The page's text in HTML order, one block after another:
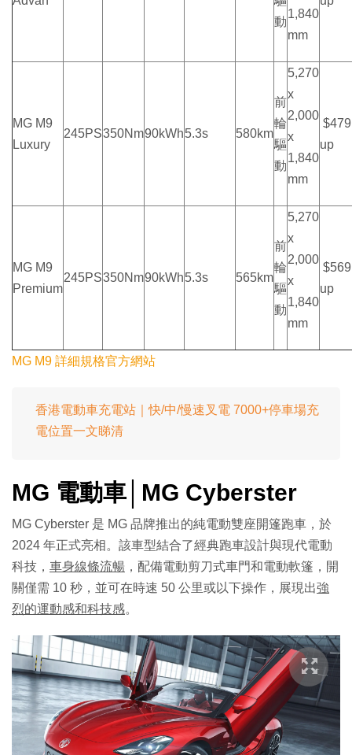
動
1,840
mm
MG M9
Luxury
245PS350Nm90kWh5.3s 580km
前
輪
驅
動
5,270
x
2,000
x
1,840
mm
up
MG M9
Premium
245PS350Nm90kWh5.3s 565km
前
輪
驅
動
5,270
x
2,000
x
1,840
mm
up
MG M9 詳細規格官方網站
香港電動車充電站｜快/中/慢速叉電 7000+停車場充
電位置一文睇清
MG 電動車│MG Cyberster
MG Cyberster 是 MG 品牌推出的純電動雙座開篷跑車，於
2024 年正式亮相。該車型結合了經典跑車設計與現代電動
科技， 車身線條流暢 ，配備電動剪刀式車門和電動軟篷，開
關僅需 10 秒，並可在時速 50 公里或以下操作，展現出強
烈的運動感和科技感。